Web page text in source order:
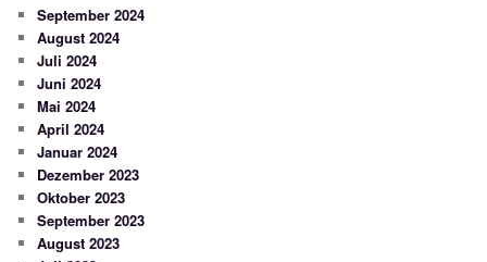
September 2024
August 2024
Juli 2024
Juni 2024
Mai 2024
April 2024
Januar 2024
Dezember 2023
Oktober 2023
September 2023
August 2023